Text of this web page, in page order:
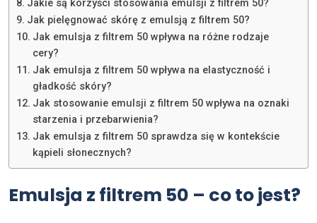
Jakie są korzyści stosowania emulsji z filtrem 50?
Jak pielęgnować skórę z emulsją z filtrem 50?
Jak emulsja z filtrem 50 wpływa na różne rodzaje
cery?
Jak emulsja z filtrem 50 wpływa na elastyczność i
gładkość skóry?
Jak stosowanie emulsji z filtrem 50 wpływa na oznaki
starzenia i przebarwienia?
Jak emulsja z filtrem 50 sprawdza się w kontekście
kąpieli słonecznych?
Emulsja z filtrem 50 – co to jest?